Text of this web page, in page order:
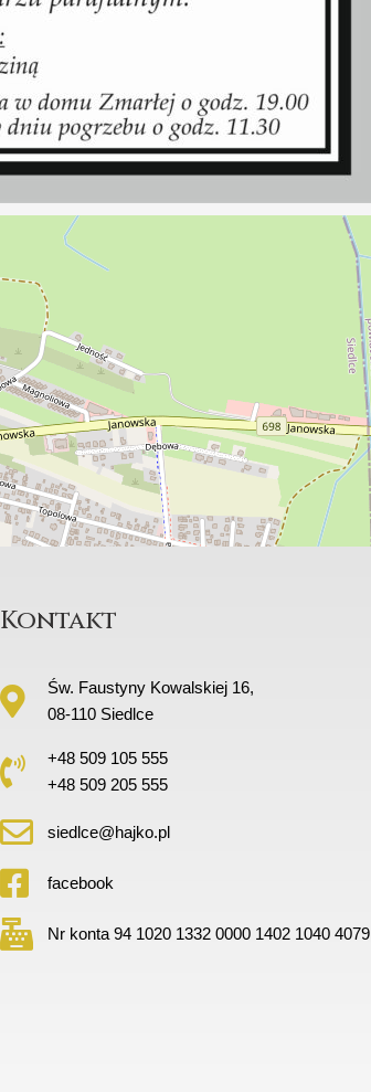
Kontakt
Św. Faustyny Kowalskiej 16,
08-110 Siedlce
+48 509 105 555
+48 509 205 555
siedlce@hajko.pl
facebook
Nr konta 94 1020 1332 0000 1402 1040 4079